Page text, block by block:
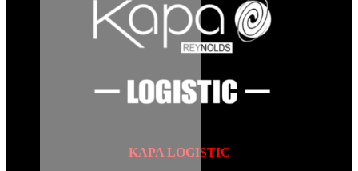
KAPA LOGISTIC